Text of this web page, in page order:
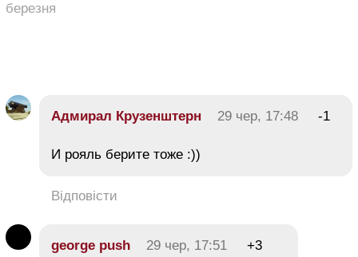
березня
Адмирал Крузенштерн 29 чер, 17:48 -1
И рояль берите тоже :))
Відповісти
george push 29 чер, 17:51
+3